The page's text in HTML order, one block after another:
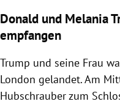
Donald und Melania
empfangen
Trump und seine Frau
London gelandet. Am
Hubschrauber zum